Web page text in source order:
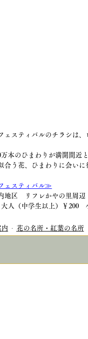
ェスティバルのチラシは
本のひまわりが満開間近
合う花、ひまわりに会いに
ェスティバル≫
地区　リフレかやの里周辺
人（中学生以上）￥200
内 花の名所・紅葉の名所